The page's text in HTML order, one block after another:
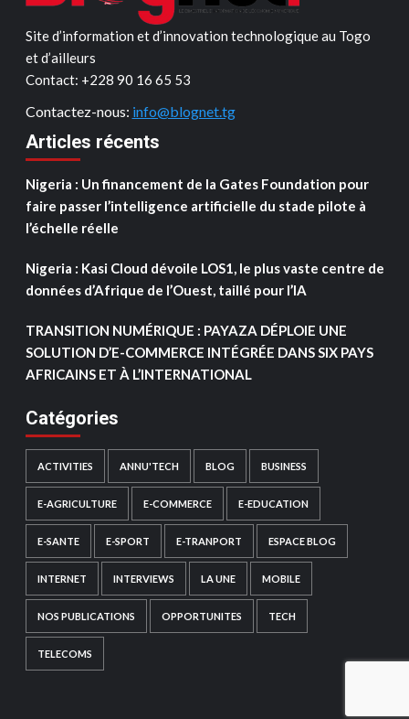
Site d’information et d’innovation technologique au Togo
et d’ailleurs
Contact: ‪+228 90 16 65 53‬
Contactez-nous: info@blognet.tg
Articles récents
Nigeria : Un financement de la Gates Foundation pour
faire passer l’intelligence artificielle du stade pilote à
l’échelle réelle
Nigeria : Kasi Cloud dévoile LOS1, le plus vaste centre de
données d’Afrique de l’Ouest, taillé pour l’IA
TRANSITION NUMÉRIQUE : PAYAZA DÉPLOIE UNE
SOLUTION D’E-COMMERCE INTÉGRÉE DANS SIX PAYS
AFRICAINS ET À L’INTERNATIONAL
Catégories
ACTIVITIES ANNU'TECH BLOG BUSINESS
E-AGRICULTURE E-COMMERCE E-EDUCATION
E-SANTE E-SPORT E-TRANPORT ESPACE BLOG
INTERNET INTERVIEWS LA UNE MOBILE
NOS PUBLICATIONS OPPORTUNITES TECH
TELECOMS